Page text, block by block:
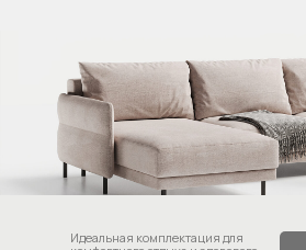
Идеальная комплектация для